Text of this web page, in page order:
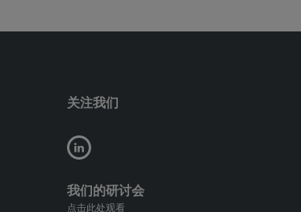
关注我们
我们的研讨会
点击此处观看